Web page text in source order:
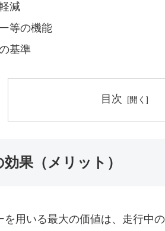
減
等の機能
基準
目次
果（メリット）
用いる最大の価値は、走行中